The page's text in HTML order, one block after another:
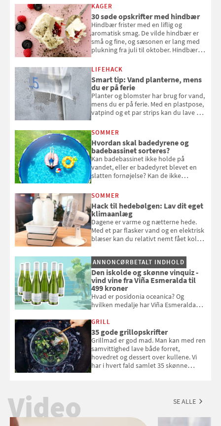
KAGER
30 søde opskrifter med hindbær
Hindbær frister med en liflig og
aromatisk smag. De vilde hindbær er
små og fine, og sæsonen er lang med
plukning fra juli til oktober. Hindbær
kan bruge dine hindbær i alt fra
bagværk og salater til is og syltning.
LIFEHACK
Smart tip: Vand planterne, mens
du er på ferie
Planter og blomster har brug for vand,
mens du er på ferie. Med en plastpose,
vatpind og et par strips kan du lave dit
at bede naboen om at vande eller
komme hjem til døde planter
SOMMER
Hvordan skal badedyrene og
badebassinet sorteres?
Kan badebassinet ikke holde på
vandet, eller er badedyret blevet en
slatten fornøjelse? Kan de ikke
opmærksom, når du smider
badebassinet eller et badedyr ud
SOMMER
Hack til hedebølgen: Lav dit eget
klimaanlæg
Dagene er varme og nætterne hede.
Med et par flasker vand og en elektrisk
blæser kan du relativt nemt fået koldt
og se, hvordan du gør
ANNONCØRBETALT INDHOLD
Den iskolde og skønne vinquiz -
vind vine fra Viña Esmeralda til
499 kroner
Hvad er posidonia oceanica? Og
hvilken medalje har Viña Esmeralda
med i Samvirkes skønne vinquiz, hvor
du kan vinde 6 flasker vin fra Viña
Esmeralda. Konkurrencen slutter 1.
september 2026.
GRILL
35 gode grillopskrifter
Grillmad er god mad. Man kan med ren
samvittighed lave både forret,
hovedret og dessert over kullene. Vi
har i hvert fald samlet 35 skønne
Video SE ALLE